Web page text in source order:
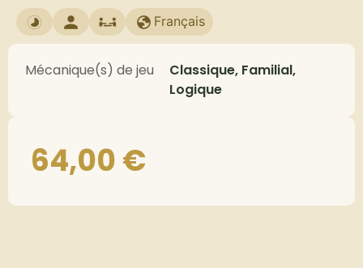
Français
Mécanique(s) de jeu
Classique, Familial,
Logique
64,00€